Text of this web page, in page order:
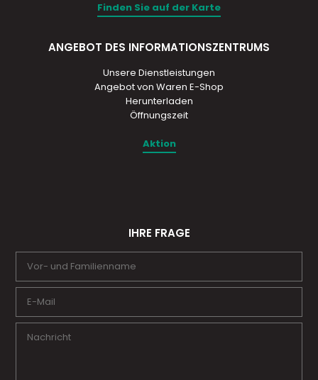
Finden Sie auf der Karte
ANGEBOT DES INFORMATIONSZENTRUMS
Unsere Dienstleistungen
Angebot von Waren E-Shop
Herunterladen
Öffnungszeit
Aktion
IHRE FRAGE